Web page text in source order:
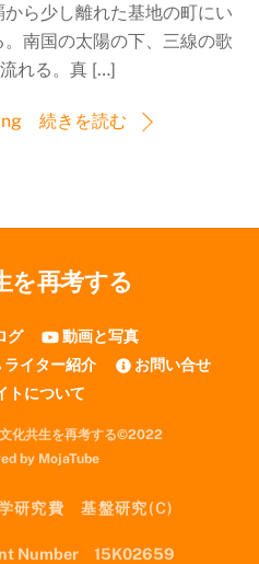
ら少し離れた基地の町にい
南国の太陽の下、三線の歌
れる。真 […]
続きを読む
を再考する
グ
動画と写真
ライター紹介
お問い合せ
トについて
化共生を再考する©2022
by MojaTube
研究費 基盤研究(C)
Number 15K02659